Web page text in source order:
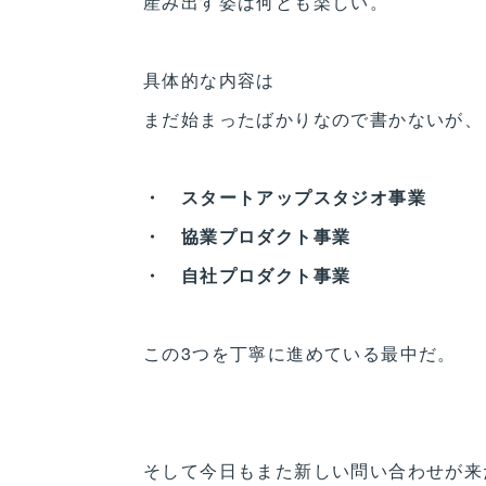
具体的な内容は
まだ始まったばかりなので書かないが、
・ スタートアップスタジオ事業
・ 協業プロダクト事業
・ 自社プロダクト事業
この3つを丁寧に進めている最中だ。
そして今日もまた新しい問い合わせが